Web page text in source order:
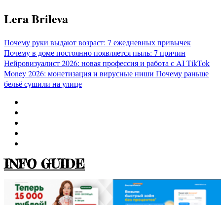
Перейти
к
Lera Brileva
Почему руки выдают возраст: 7 ежедневных привычек
Почему в доме постоянно появляется пыль: 7 причин
Нейровизуалист 2026: новая профессия и работа с AITikTok
Money 2026: монетизация и вирусные ниши Почему раньше
бельё сушили на улице
INFO GUIDE